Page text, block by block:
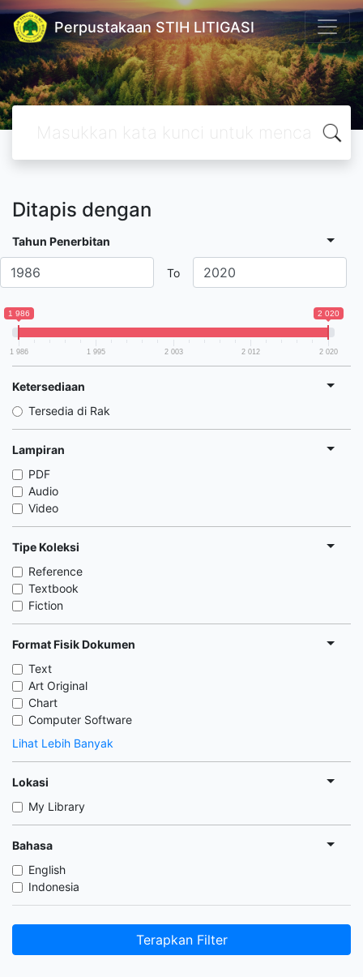
Perpustakaan STIH LITIGASI
Ditapis dengan
Tahun Penerbitan
To
1 986 2 020
1 986 1 995 2 003 2 012 2 020
Ketersediaan
Tersedia di Rak
Lampiran
PDF
Audio
Video
Tipe Koleksi
Reference
Textbook
Fiction
Format Fisik Dokumen
Text
Art Original
Chart
Computer Software
Lihat Lebih Banyak
Lokasi
My Library
Bahasa
English
Indonesia
Terapkan Filter